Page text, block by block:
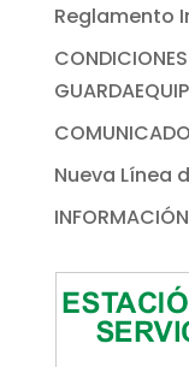
Reglamento
CONDICIONES
Nueva Línea